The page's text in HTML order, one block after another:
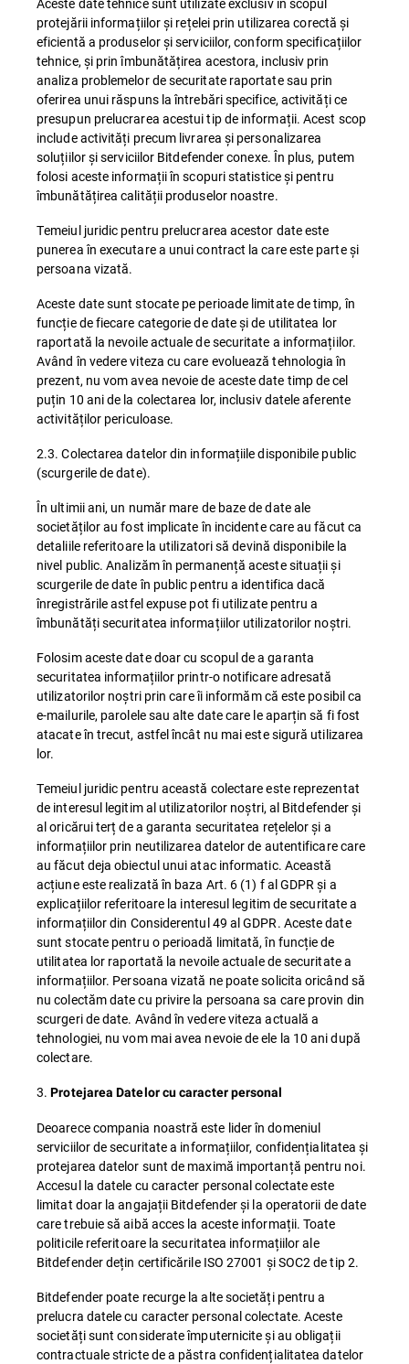
protejării informațiilor și rețelei prin utilizarea corectă și
eficientă a produselor și serviciilor, conform specificațiilor
tehnice, și prin îmbunătățirea acestora, inclusiv prin
analiza problemelor de securitate raportate sau prin
oferirea unui răspuns la întrebări specifice, activități ce
presupun prelucrarea acestui tip de informații. Acest scop
include activități precum livrarea și personalizarea
soluțiilor și serviciilor Bitdefender conexe. În plus, putem
folosi aceste informații în scopuri statistice și pentru
îmbunătățirea calității produselor noastre.
Temeiul juridic pentru prelucrarea acestor date este
punerea în executare a unui contract la care este parte și
persoana vizată.
Aceste date sunt stocate pe perioade limitate de timp, în
funcție de fiecare categorie de date și de utilitatea lor
raportată la nevoile actuale de securitate a informațiilor.
Având în vedere viteza cu care evoluează tehnologia în
prezent, nu vom avea nevoie de aceste date timp de cel
puțin 10 ani de la colectarea lor, inclusiv datele aferente
activităților periculoase.
2.3. Colectarea datelor din informațiile disponibile public
(scurgerile de date).
În ultimii ani, un număr mare de baze de date ale
societăților au fost implicate în incidente care au făcut ca
detaliile referitoare la utilizatori să devină disponibile la
nivel public. Analizăm în permanență aceste situații și
scurgerile de date în public pentru a identifica dacă
înregistrările astfel expuse pot fi utilizate pentru a
îmbunătăți securitatea informațiilor utilizatorilor noștri.
Folosim aceste date doar cu scopul de a garanta
securitatea informațiilor printr-o notificare adresată
utilizatorilor noștri prin care îi informăm că este posibil ca
e-mailurile, parolele sau alte date care le aparțin să fi fost
atacate în trecut, astfel încât nu mai este sigură utilizarea
lor.
Temeiul juridic pentru această colectare este reprezentat
de interesul legitim al utilizatorilor noștri, al Bitdefender și
al oricărui terț de a garanta securitatea rețelelor și a
informațiilor prin neutilizarea datelor de autentificare care
au făcut deja obiectul unui atac informatic. Această
acțiune este realizată în baza Art. 6 (1) f al GDPR și a
explicațiilor referitoare la interesul legitim de securitate a
informațiilor din Considerentul 49 al GDPR. Aceste date
sunt stocate pentru o perioadă limitată, în funcție de
utilitatea lor raportată la nevoile actuale de securitate a
informațiilor. Persoana vizată ne poate solicita oricând să
nu colectăm date cu privire la persoana sa care provin din
scurgeri de date. Având în vedere viteza actuală a
tehnologiei, nu vom mai avea nevoie de ele la 10 ani după
colectare.
3.Protejarea Datelor cu caracter personal
Deoarece compania noastră este lider în domeniul
serviciilor de securitate a informațiilor, confidențialitatea și
protejarea datelor sunt de maximă importanță pentru noi.
Accesul la datele cu caracter personal colectate este
limitat doar la angajații Bitdefender și la operatorii de date
care trebuie să aibă acces la aceste informații. Toate
politicile referitoare la securitatea informațiilor ale
Bitdefender dețin certificările ISO 27001 și SOC2 de tip 2.
Bitdefender poate recurge la alte societăți pentru a
prelucra datele cu caracter personal colectate. Aceste
societăți sunt considerate împuternicite și au obligații
contractuale stricte de a păstra confidențialitatea datelor